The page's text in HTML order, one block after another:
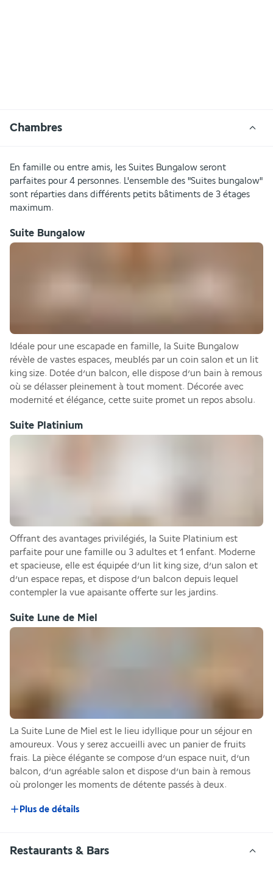
Chambres
En famille ou entre amis, les Suites Bungalow seront
parfaites pour 4 personnes. L'ensemble des "Suites bungalow"
sont réparties dans différents petits bâtiments de 3 étages
maximum.
Suite Bungalow
Idéale pour une escapade en famille, la Suite Bungalow
révèle de vastes espaces, meublés par un coin salon et un lit
king size. Dotée d’un balcon, elle dispose d’un bain à remous
où se délasser pleinement à tout moment. Décorée avec
modernité et élégance, cette suite promet un repos absolu.
Suite Platinium
Offrant des avantages privilégiés, la Suite Platinium est
parfaite pour une famille ou 3 adultes et 1 enfant. Moderne
et spacieuse, elle est équipée d’un lit king size, d’un salon et
d’un espace repas, et dispose d’un balcon depuis lequel
contempler la vue apaisante offerte sur les jardins.
Suite Lune de Miel
La Suite Lune de Miel est le lieu idyllique pour un séjour en
amoureux. Vous y serez accueilli avec un panier de fruits
frais. La pièce élégante se compose d’un espace nuit, d’un
balcon, d’un agréable salon et dispose d’un bain à remous
où prolonger les moments de détente passés à deux.
Plus de détails
Restaurants & Bars